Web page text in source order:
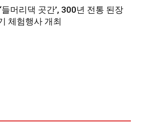
들머리댁 곳간’, 300년 전통 된장
체험행사 개최